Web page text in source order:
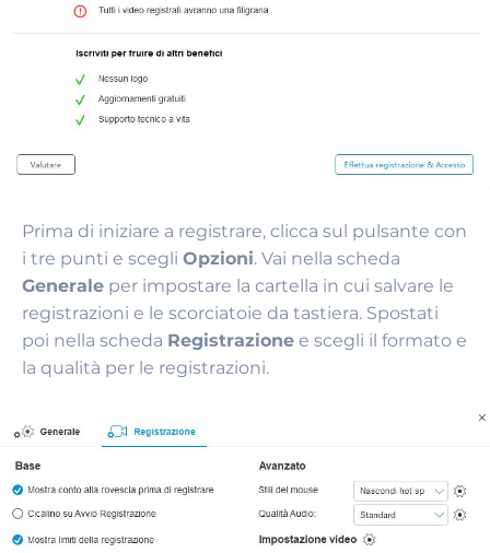
Prima di iniziare a registrare, clicca sul pulsante con
i tre punti e scegli Opzioni. Vai nella scheda
Generale per impostare la cartella in cui salvare le
registrazioni e le scorciatoie da tastiera. Spostati
poi nella scheda Registrazione e scegli il formato e
la qualità per le registrazioni.